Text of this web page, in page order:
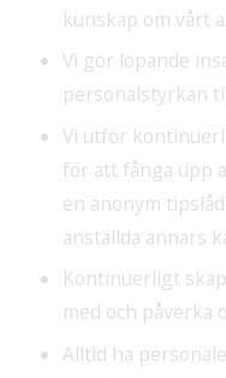
kunskap om vårt
Vi gör löpande
personalstyrkan
Vi utför
för att fånga upp
en anonym
anställda annars
Kontinuerligt
med och påverka
Alltid ha